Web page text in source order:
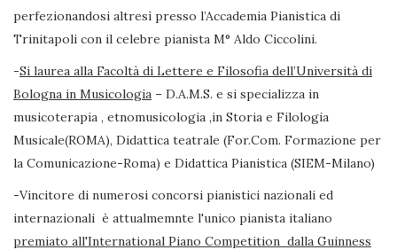
perfezionandosi altresì presso l’Accademia Pianistica di
Trinitapoli con il celebre pianista M° Aldo Ciccolini.
-Si laurea alla Facoltà di Lettere e Filosofia dell’Università di
Bologna in Musicologia – D.A.M.S. e si specializza in
musicoterapia , etnomusicologia ,in Storia e Filologia
Musicale(ROMA), Didattica teatrale (For.Com. Formazione per
la Comunicazione-Roma) e Didattica Pianistica (SIEM-Milano)
-Vincitore di numerosi concorsi pianistici nazionali ed
internazionali è attualmemnte l'unico pianista italiano
premiato all'International Piano Competition dalla Guinness